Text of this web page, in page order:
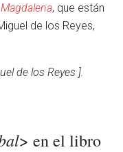
, que están
de los Reyes,
de los Reyes ].
> en el libro